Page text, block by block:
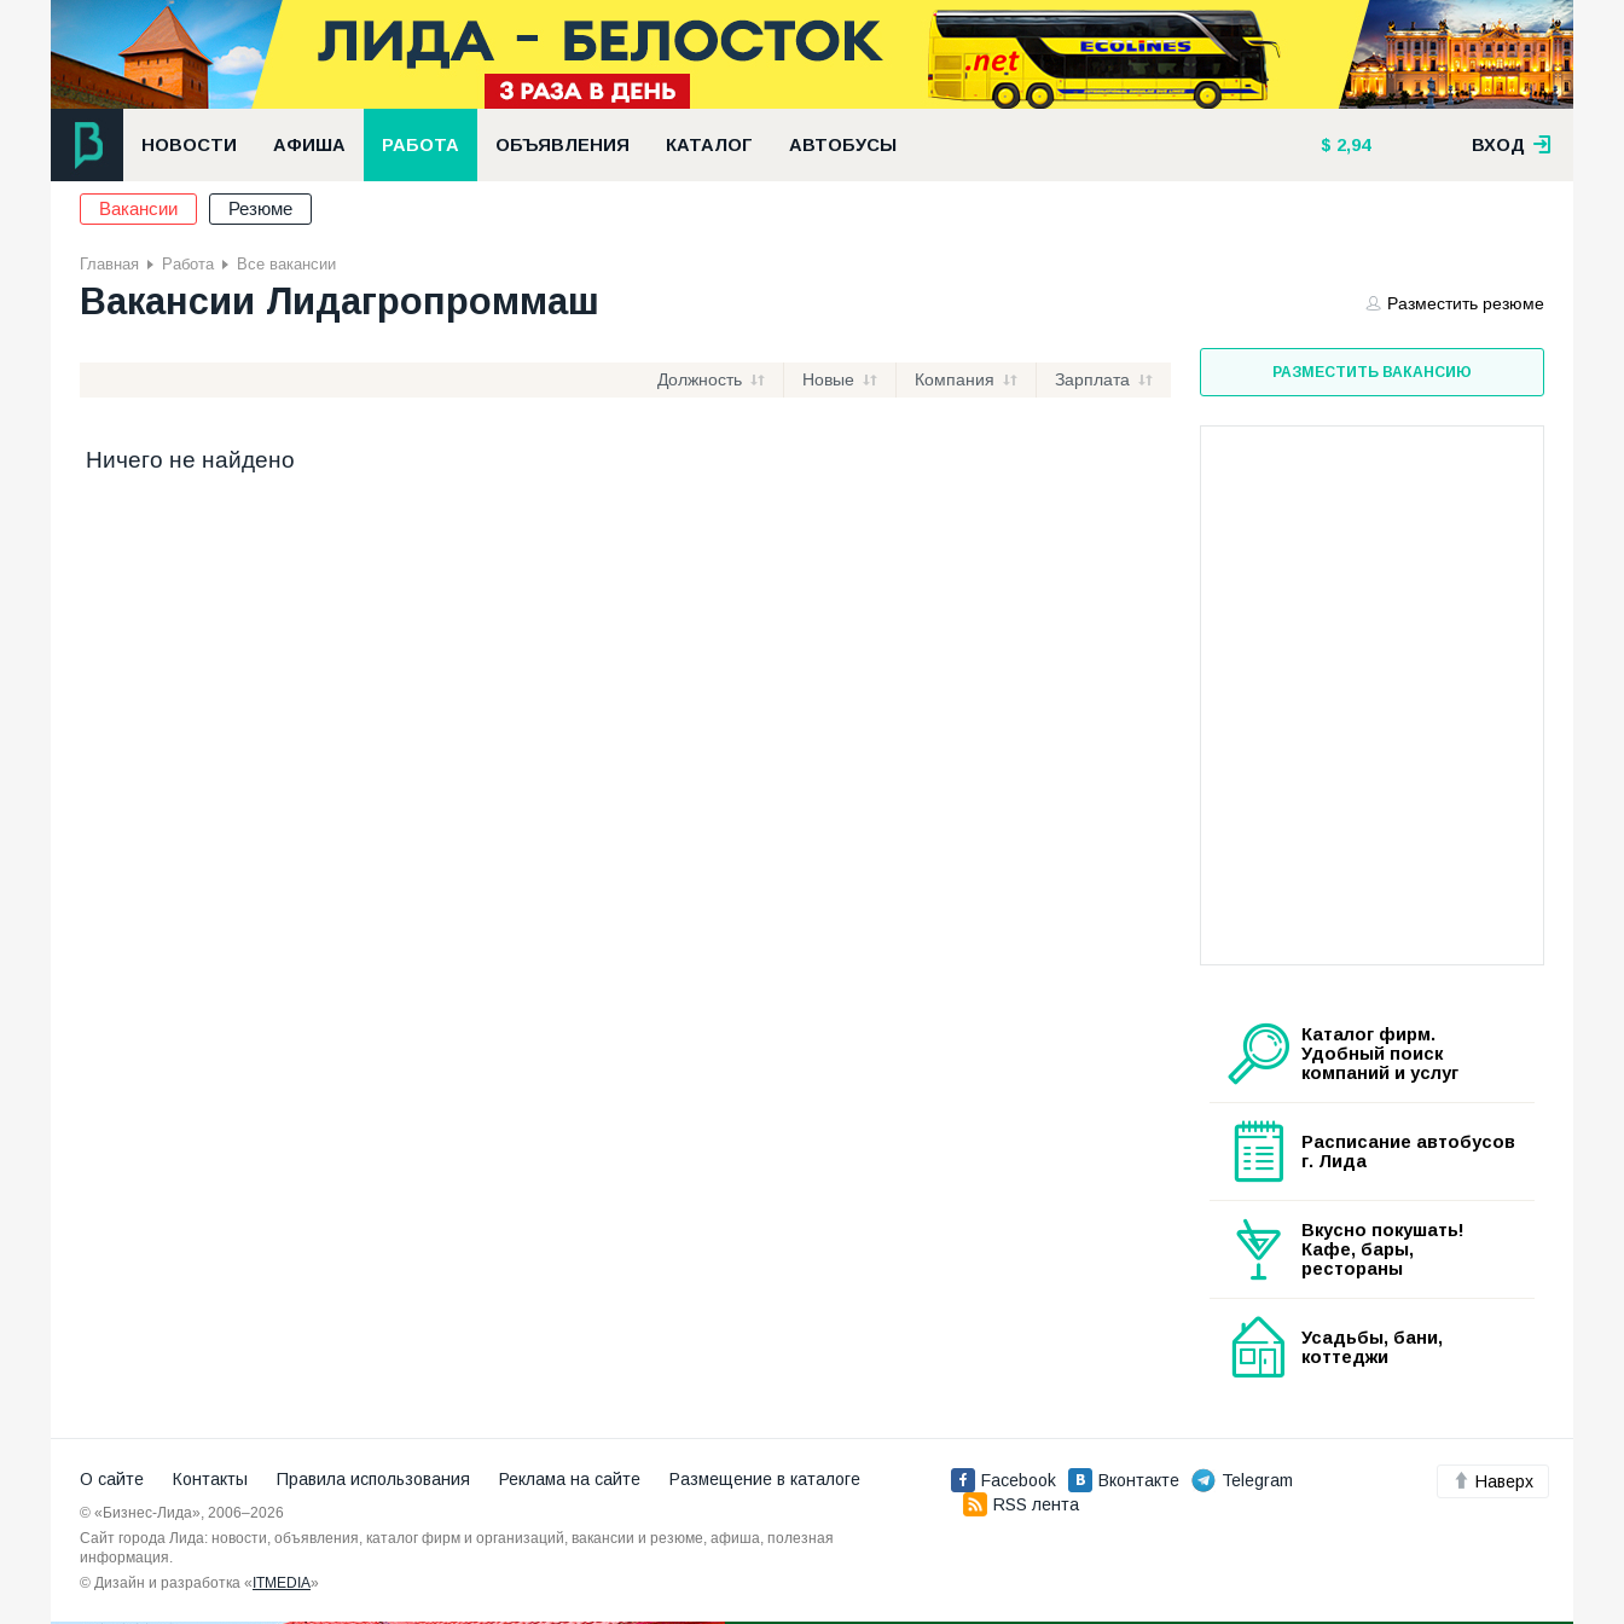
НОВОСТИ АФИША РАБОТА ОБЪЯВЛЕНИЯ КАТАЛОГ АВТОБУСЫ 2,94 ВХОД
Вакансии Резюме
Главная Работа Все вакансии
Вакансии Лидагропроммаш Разместить резюме
Должность Новые Компания Зарплата
Ничего не найдено
РАЗМЕСТИТЬ ВАКАНСИЮ
Каталог фирм.
Удобный поиск
компаний и услуг
Расписание автобусов
г. Лида
Вкусно покушать!
Кафе, бары,
рестораны
Усадьбы, бани,
коттеджи
О сайте Контакты Правила использования Реклама на сайте Размещение в каталоге
© «Бизнес-Лида», 2006–2026
Сайт города Лида: новости, объявления, каталог фирм и организаций, вакансии и резюме, афиша, полезная
информация.
© Дизайн и разработка « ITMEDIA»
Facebook Вконтакте
Telegram
RSS лента
Наверх